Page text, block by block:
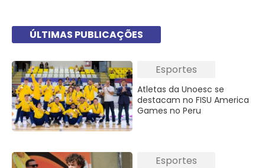
ÚLTIMAS PUBLICAÇÕES
Esportes
Atletas da Unoesc se
destacam no FISU America
Games no Peru
Esportes